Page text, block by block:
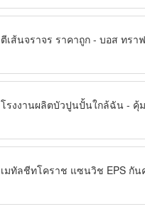
ตีเส้นจราจร ราคาถูก - บอส ทรา
โรงงานผลิตบัวปูนปั้นใกล้ฉัน - คุ้
เมทัลชีทโคราช แซนวิช EPS กัน